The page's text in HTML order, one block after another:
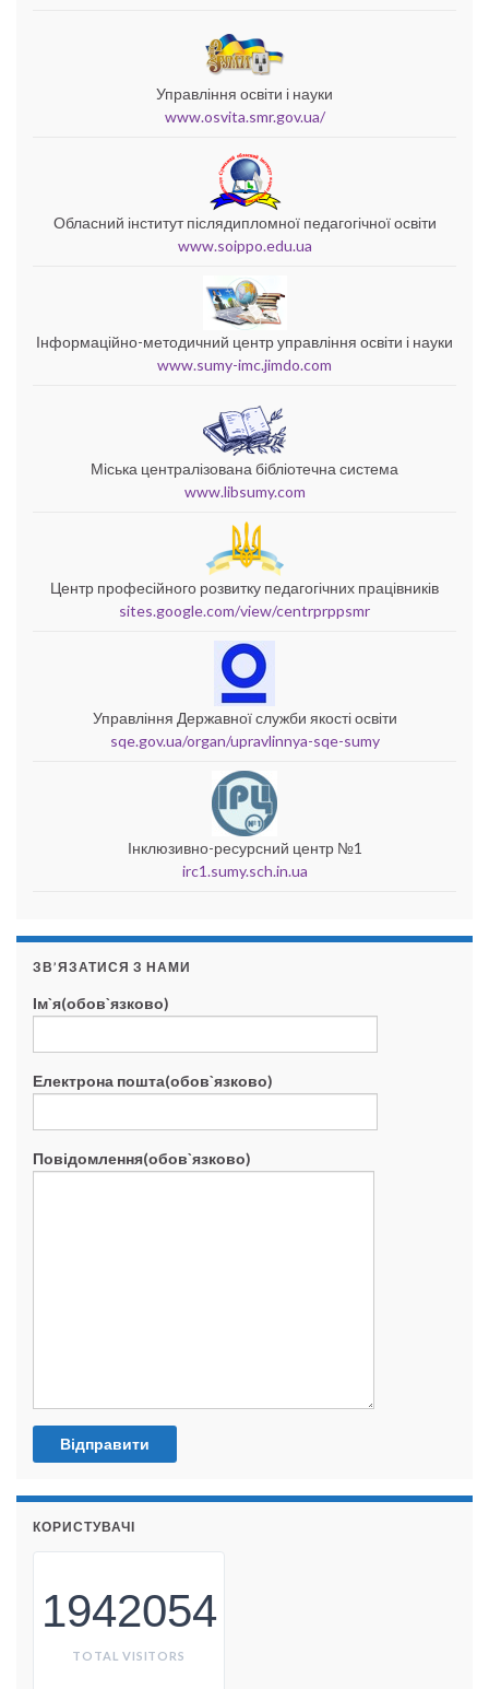
Управління освіти і науки
www.osvita.smr.gov.ua/
Обласний інститут післядипломної педагогічної освіти
www.soippo.edu.ua
Інформаційно-методичний центр управління освіти і науки
www.sumy-imc.jimdo.com
Міська централізована бібліотечна система
www.libsumy.com
Центр професійного розвитку педагогічних працівників
sites.google.com/view/centrprppsmr
Управління Державної служби якості освіти
sqe.gov.ua/organ/upravlinnya-sqe-sumy
Інклюзивно-ресурсний центр №1
irc1.sumy.sch.in.ua
ЗВ’ЯЗАТИСЯ З НАМИ
Ім`я(обов`язково)
Електрона пошта(обов`язково)
Повідомлення(обов`язково)
КОРИСТУВАЧІ
1942054
TOTAL VISITORS